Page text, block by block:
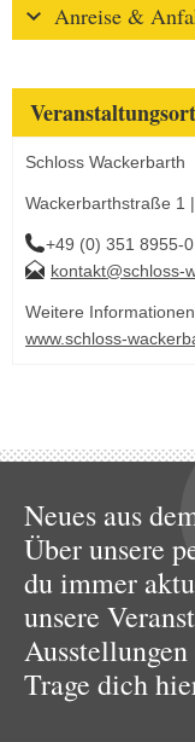
Anreise &
Veranstaltungsort
Schloss Wackerbarth
Wackerbarthstraße 1
+49 (0) 351 8955-0
kontakt@schloss-
Weitere
www.schloss-
Neues aus
Über unsere
du immer
unsere
Trage dich